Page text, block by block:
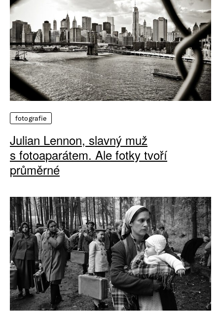
fotografie
Julian Lennon, slavný muž
s fotoaparátem. Ale fotky tvoří
průměrné